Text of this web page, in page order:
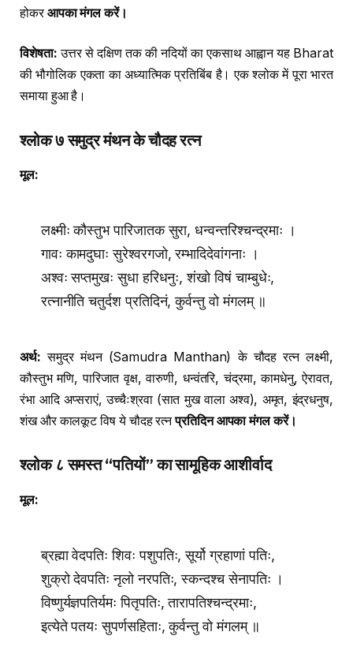
होकरआपका मंगल करें।
विशेषता: उत्तर से दक्षिण तक की नदियों का एकसाथ आह्वान यह Bharat
की भौगोलिक एकता का अध्यात्मिक प्रतिबिंब है। एक श्लोक में पूरा भारत
समाया हुआ है।
श्लोक ७ समुद्र मंथन के चौदह रत्न
मूल:
लक्ष्मीः कौस्तुभ पारिजातक सुरा, धन्वन्तरिश्चन्द्रमाः ।
गावः कामदुघाः सुरेश्वरगजो, रम्भादिदेवांगनाः ।
अश्वः सप्तमुखः सुधा हरिधनुः, शंखो विषं चाम्बुधेः,
रत्नानीति चतुर्दश प्रतिदिनं, कुर्वन्तु वो मंगलम् ॥
अर्थ: समुद्र मंथन (Samudra Manthan) के चौदह रत्न लक्ष्मी,
कौस्तुभ मणि, पारिजात वृक्ष, वारुणी, धन्वंतरि, चंद्रमा, कामधेनु, ऐरावत,
रंभा आदि अप्सराएं, उच्चैःश्रवा (सात मुख वाला अश्व), अमृत, इंद्रधनुष,
शंख और कालकूट विष ये चौदह रत्नप्रतिदिन आपका मंगल करें।
श्लोक ८ समस्त “पतियों” का सामूहिक आशीर्वाद
मूल:
ब्रह्मा वेदपतिः शिवः पशुपतिः, सूर्यो ग्रहाणां पतिः,
शुक्रो देवपतिः नृलो नरपतिः, स्कन्दश्च सेनापतिः ।
विष्णुर्यज्ञपतिर्यमः पितृपतिः, तारापतिश्चन्द्रमाः,
इत्येते पतयः सुपर्णसहिताः, कुर्वन्तु वो मंगलम् ॥